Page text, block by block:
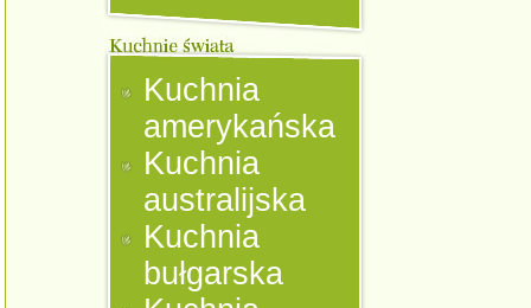
Kuchnia
amerykańska
Kuchnia
australijska
Kuchnia
bułgarska